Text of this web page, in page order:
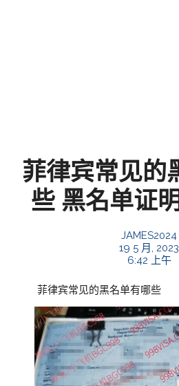
菲律宾常见的
些 黑名单证
JAMES2024
19 5 月, 2023
6:42 上午
菲律宾常见的黑名单有哪些